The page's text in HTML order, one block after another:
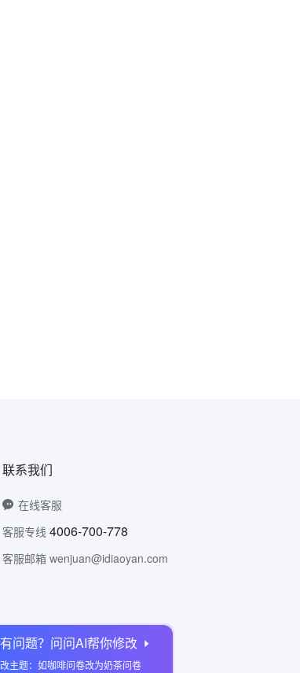
有问题？问问AI帮你修改
改主题：如咖啡问卷改为奶茶问卷
联系我们
在线客服
客服专线 4006-700-778
客服邮箱 wenjuan@idiaoyan.com
问卷网公众号